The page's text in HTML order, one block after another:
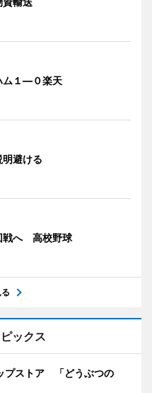
ム１―０楽天
避ける
戦へ 高校野球
ックス
プストア 「どうぶつの